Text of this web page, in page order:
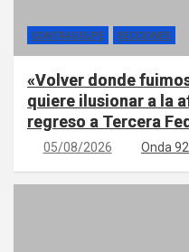
CONTRAGOLPE SECCIONES
«Volver donde
quiere ilusionar a la
regreso a Tercera
05/08/2026 Onda